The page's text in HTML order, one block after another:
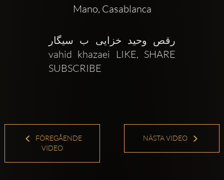
Mano, Casablanca
رقص وحید خزایی ب سیگار
vahid khazaei LIKE, SHARE
SUBSCRIBE
FÖREGÅENDE
VIDEO
NÄSTA VIDEO